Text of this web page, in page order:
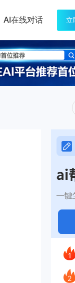
AI在线对话 立
今
1
2